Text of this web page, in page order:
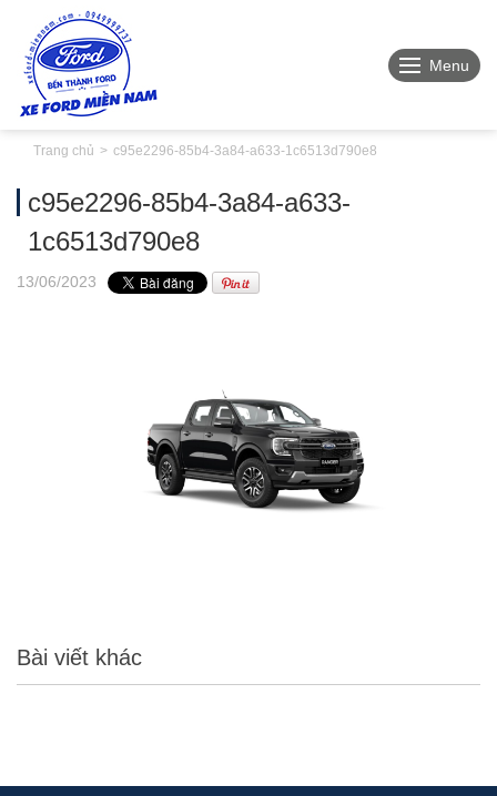
Menu
Trang chủ c95e2296-85b4-3a84-a633-1c6513d790e8
c95e2296-85b4-3a84-a633-
1c6513d790e8
13/06/2023
Bài viết khác